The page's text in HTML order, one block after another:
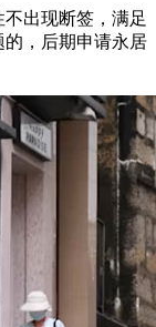
出现断签，满足
，后期申请永居